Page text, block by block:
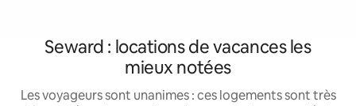
Seward : locations de vacances les
mieux notées
Les voyageurs sont unanimes : ces logements sont très